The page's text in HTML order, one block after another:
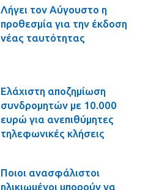
Λήγει τον Αύγουστο η
προθεσμία για την έκδοση
νέας ταυτότητας
Ελάχιστη αποζημίωση
συνδρομητών με 10.000
ευρώ για ανεπιθύμητες
τηλεφωνικές κλήσεις
Ποιοι ανασφάλιστοι
ηλικιωμένοι μπορούν να